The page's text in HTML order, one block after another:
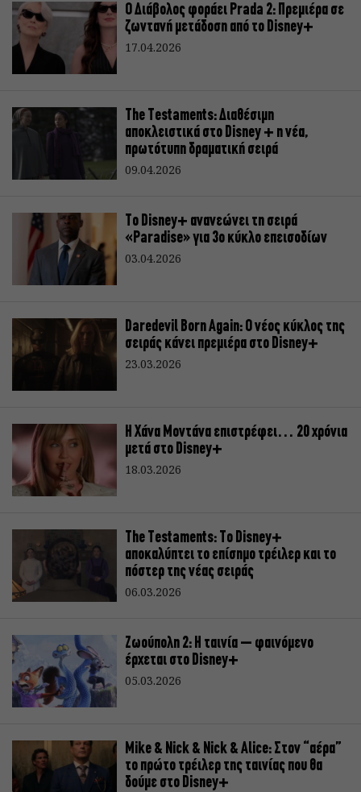
Ο Διάβολος φοράει Prada 2: Πρεμιέρα σε
ζωντανή μετάδοση από το Disney+
17.04.2026
The Testaments: Διαθέσιμη
αποκλειστικά στο Disney + η νέα,
πρωτότυπη δραματική σειρά
09.04.2026
Το Disney+ ανανεώνει τη σειρά
«Paradise» για 3o κύκλο επεισοδίων
03.04.2026
Daredevil Born Again: Ο νέος κύκλος της
σειράς κάνει πρεμιέρα στο Disney+
23.03.2026
Η Χάνα Μοντάνα επιστρέφει… 20 χρόνια
μετά στο Disney+
18.03.2026
The Testaments: Το Disney+
αποκαλύπτει το επίσημο τρέιλερ και το
πόστερ της νέας σειράς
06.03.2026
Ζωούπολη 2: Η ταινία – φαινόμενο
έρχεται στο Disney+
05.03.2026
Mike & Nick & Nick & Alice: Στον “αέρα”
το πρώτο τρέιλερ της ταινίας που θα
δούμε στο Disney+